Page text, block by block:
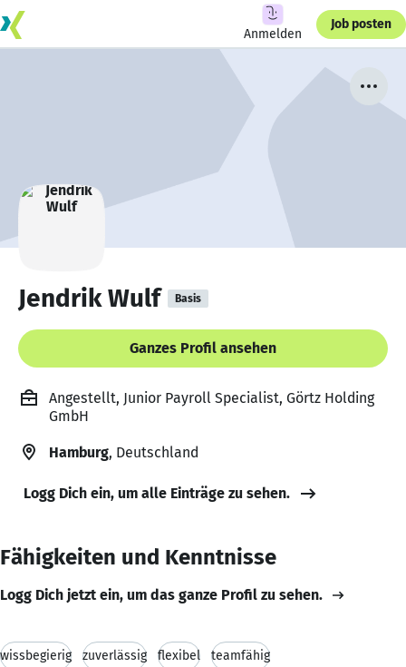
Anmelden
Job posten
Jendrik Wulf Basis
Ganzes Profil ansehen
Angestellt, Junior Payroll Specialist, Görtz Holding
GmbH
Hamburg, Deutschland
Logg Dich ein, um alle Einträge zu sehen.
Fähigkeiten und Kenntnisse
Logg Dich jetzt ein, um das ganze Profil zu sehen.
wissbegierig zuverlässig flexibel teamfähig